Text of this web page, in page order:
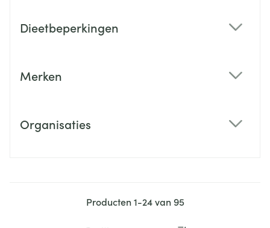
Dieetbeperkingen
Merken
Organisaties
Producten1-24van95